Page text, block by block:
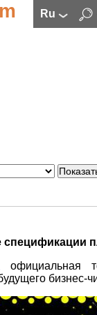
ru
официальная
бизнес-